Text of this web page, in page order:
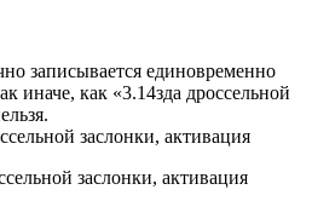
записывается единовременно
иначе, как «3.14зда дроссельной
заслонки, активация
заслонки, активация